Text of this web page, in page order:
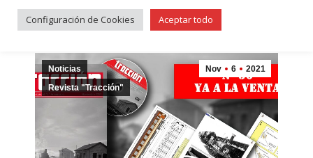
ventana/pestaña
ventana/pestaña
ventana/pestaña
Nov 6 2021
Noticias
Revista "Tracción"
Configuración de Cookies Aceptar todo